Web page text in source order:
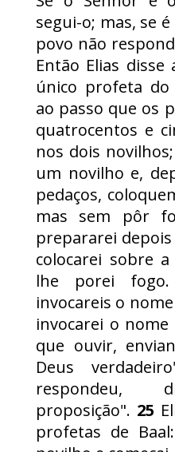
segui-o; mas, se
povo não
Então Elias
único profeta
ao passo que os
quatrocentos e
nos dois
um novilho e,
pedaços,
mas sem pôr
prepararei
colocarei sobre
lhe porei fogo.
invocareis o
invocarei o nome
que ouvir,
Deus
respondeu,
proposição". 25
profetas de